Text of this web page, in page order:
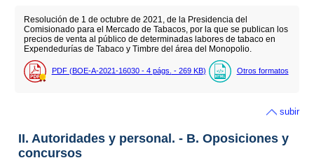
Resolución de 1 de octubre de 2021, de la Presidencia del
Comisionado para el Mercado de Tabacos, por la que se publican los
precios de venta al público de determinadas labores de tabaco en
Expendedurías de Tabaco y Timbre del área del Monopolio.
PDF (BOE-A-2021-16030 - 4 págs. - 269 KB) Otros formatos
subir
II. Autoridades y personal. - B. Oposiciones y
concursos